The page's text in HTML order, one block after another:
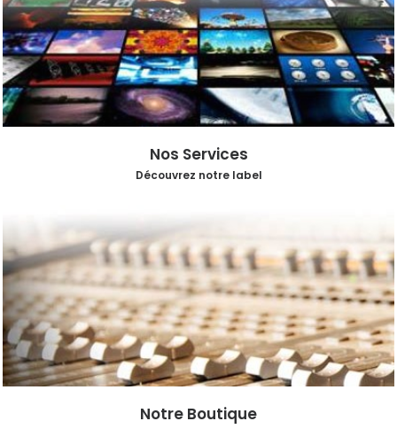
Nos Services
Découvrez notre label
Notre Boutique